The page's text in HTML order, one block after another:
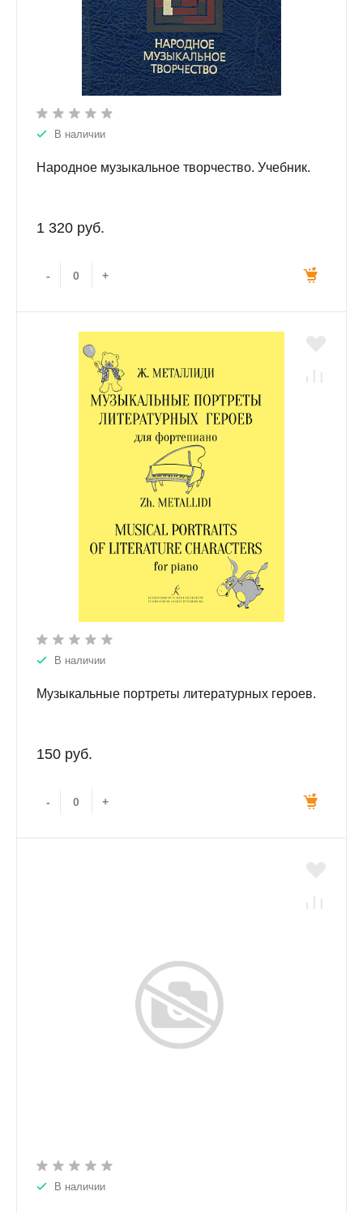
В наличии
Народное музыкальное творчество. Учебник.
1 320 руб.
- +
В наличии
Музыкальные портреты литературных героев.
150 руб.
- +
В наличии